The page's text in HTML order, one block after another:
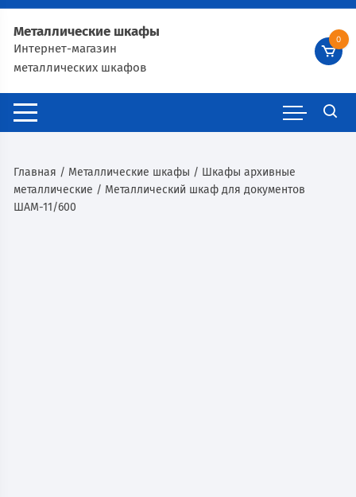
Металлические шкафы
Интернет-магазин
металлических шкафов
0
Главная / Металлические шкафы / Шкафы архивные
металлические / Металлический шкаф для документов
ШАМ-11/600